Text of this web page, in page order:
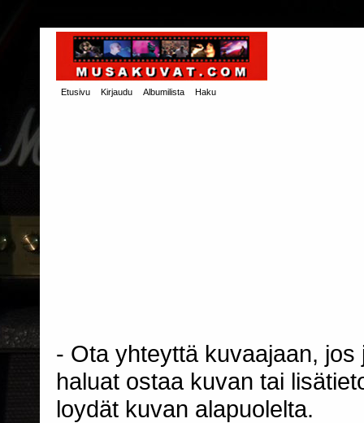
Etusivu Kirjaudu Albumilista Haku
- Ota yhteyttä kuvaajaan,
haluat ostaa kuvan tai
loydät kuvan alapuolelta.